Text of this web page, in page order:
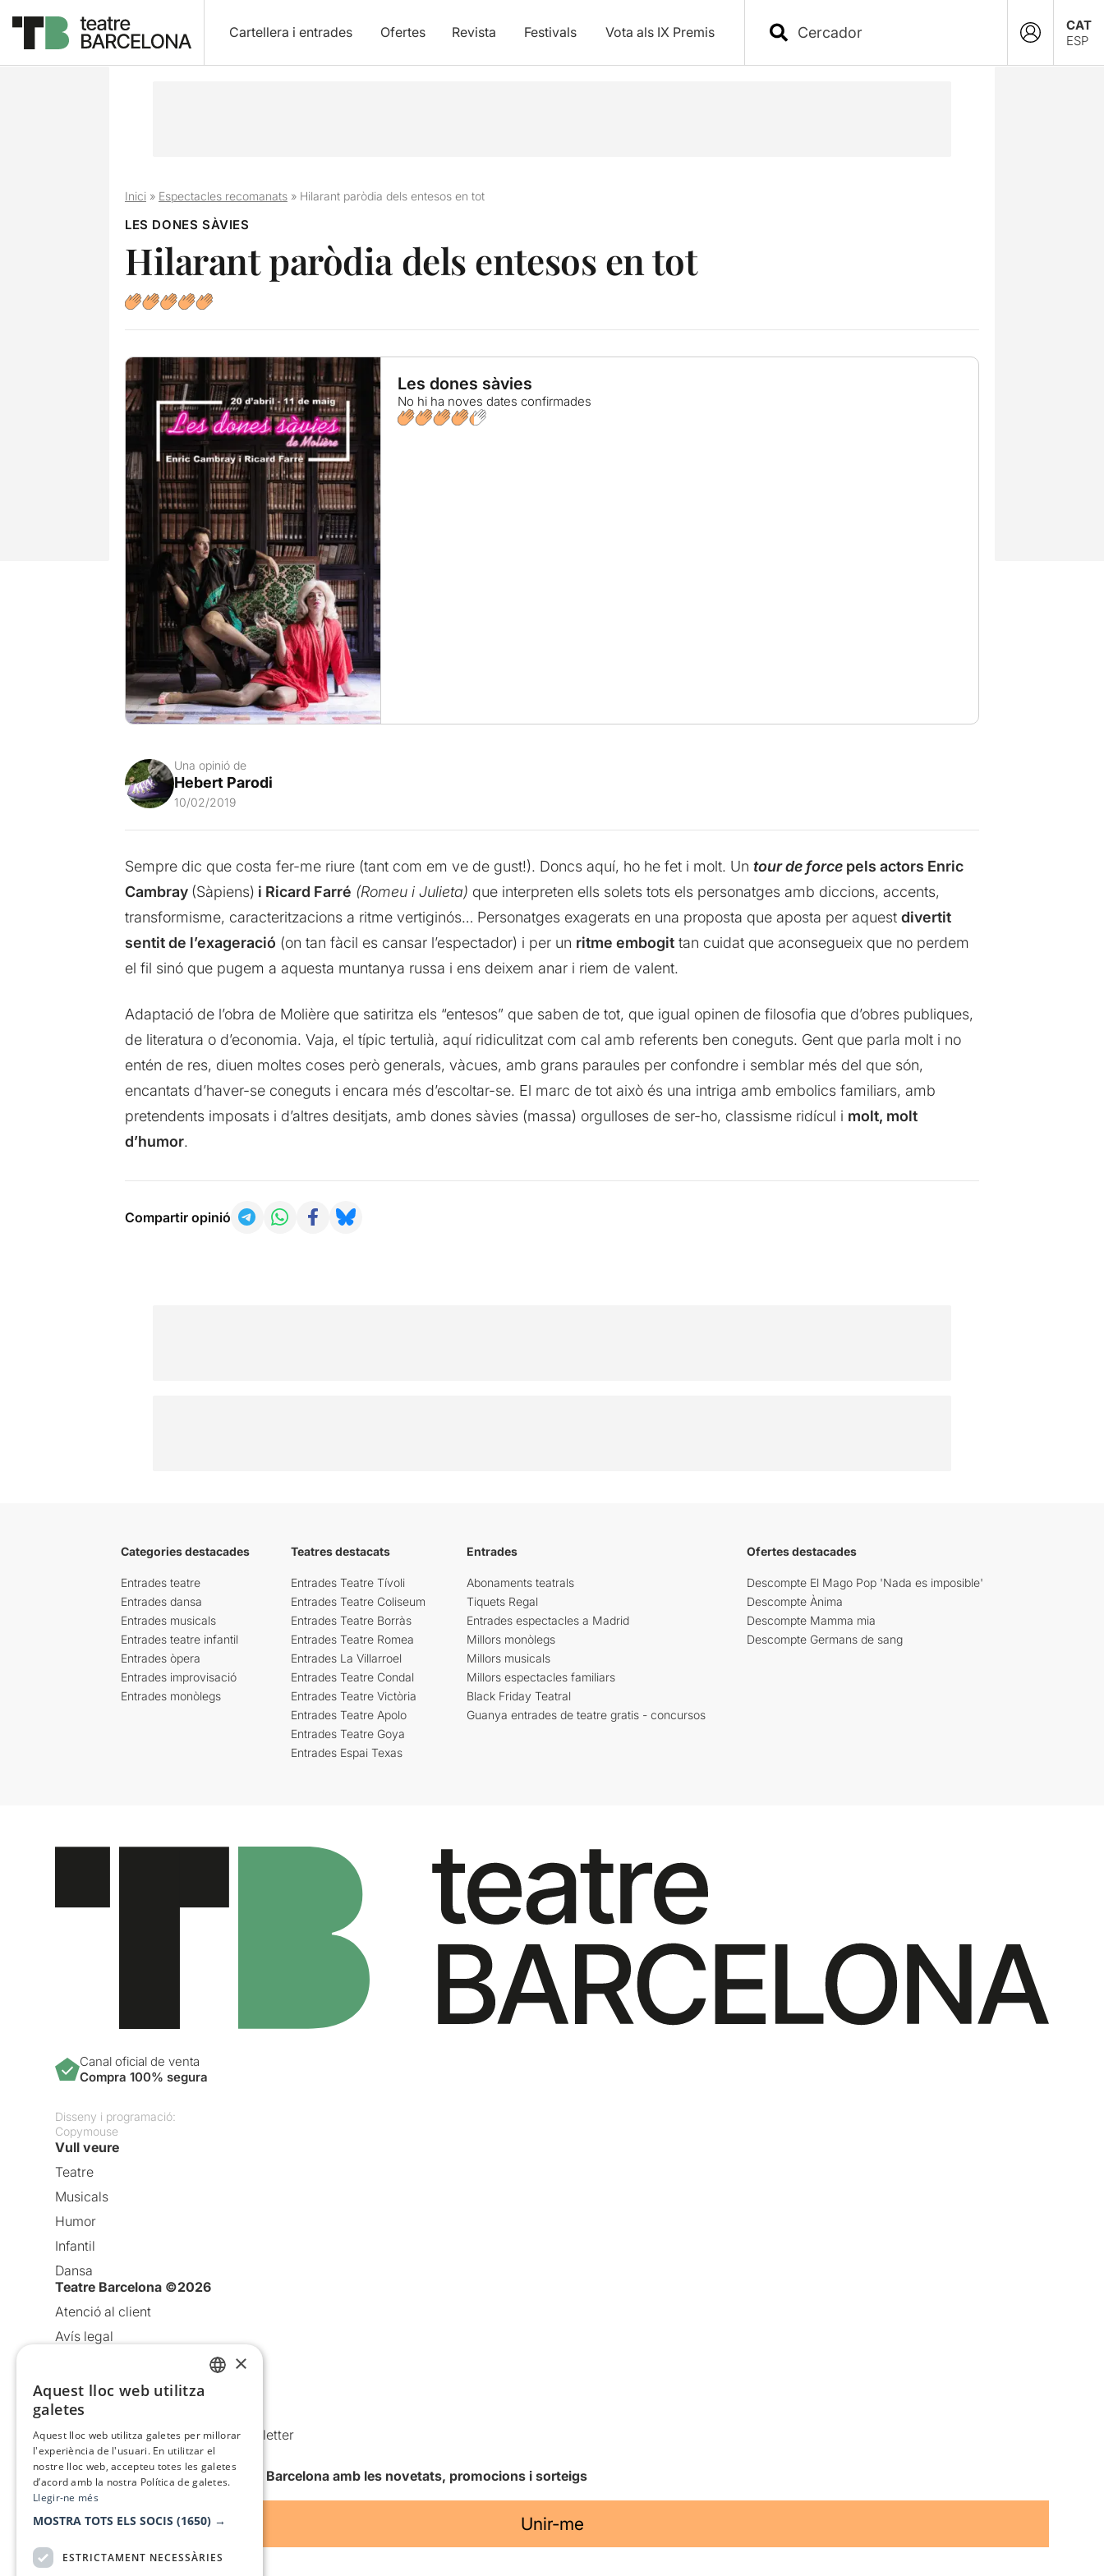
Cartellera i entrades Ofertes Revista Festivals Vota als IX Premis
CAT
ESP
Inici» Espectacles recomanats» Hilarant paròdia dels entesos en tot
LES DONES SÀVIES
Hilarant paròdia dels entesos en tot
Les dones sàvies
No hi ha noves dates confirmades
Una opinió de
Hebert Parodi
10/02/2019
Sempre dic que costa fer-me riure (tant com em ve de gust!). Doncs aquí, ho he fet i molt. Un tour de forcepels actors Enric
Cambray (Sàpiens) i Ricard Farré (Romeu i Julieta) que interpreten ells solets tots els personatges amb diccions, accents,
transformisme, caracteritzacions a ritme vertiginós… Personatges exagerats en una proposta que aposta per aquest divertit
sentit de l’exageració (on tan fàcil es cansar l’espectador) i per un ritme embogittan cuidat que aconsegueix que no perdem
el fil sinó que pugem a aquesta muntanya russa i ens deixem anar i riem de valent.
Adaptació de l’obra de Molière que satiritza els “entesos” que saben de tot, que igual opinen de filosofia que d’obres publiques,
de literatura o d’economia. Vaja, el típic tertulià, aquí ridiculitzat com cal amb referents ben coneguts. Gent que parla molt i no
entén de res, diuen moltes coses però generals, vàcues, amb grans paraules per confondre i semblar més del que són,
encantats d’haver-se coneguts i encara més d’escoltar-se. El marc de tot això és una intriga amb embolics familiars, amb
pretendents imposats i d’altres desitjats, amb dones sàvies (massa) orgulloses de ser-ho, classisme ridícul i molt, molt
d’humor.
Compartir opinió
Categories destacades
Entrades teatre
Entrades dansa
Entrades musicals
Entrades teatre infantil
Entrades òpera
Entrades improvisació
Entrades monòlegs
Teatres destacats
Entrades Teatre Tívoli
Entrades Teatre Coliseum
Entrades Teatre Borràs
Entrades Teatre Romea
Entrades La Villarroel
Entrades Teatre Condal
Entrades Teatre Victòria
Entrades Teatre Apolo
Entrades Teatre Goya
Entrades Espai Texas
Entrades
Abonaments teatrals
Tiquets Regal
Entrades espectacles a Madrid
Millors monòlegs
Millors musicals
Millors espectacles familiars
Black Friday Teatral
Guanya entrades de teatre gratis - concursos
Ofertes destacades
Descompte El Mago Pop 'Nada es imposible'
Descompte Ànima
Descompte Mamma mia
Descompte Germans de sang
Canal oficial de venta
Compra 100% segura
Disseny i programació:
Copymouse
Vull veure
Teatre
Musicals
Humor
Infantil
Dansa
Teatre Barcelona ©2026
Atenció al client
Avís legal
Política de cookies
Condicions d’ús
Comunicacions comercials i Newsletter
Anuncia’t
Vull rebre la newsletter de Teatre Barcelona amb les novetats, promocions i sorteigs
Unir-me
×
Aquest lloc web utilitza
galetes
Aquest lloc web utilitza galetes per millorar
l'experiència de l'usuari. En utilitzar el
nostre lloc web, accepteu totes les galetes
d’acord amb la nostra Política de galetes.
Llegir-ne més
MOSTRA TOTS ELS SOCIS (1650) →
ESTRICTAMENT NECESSÀRIES